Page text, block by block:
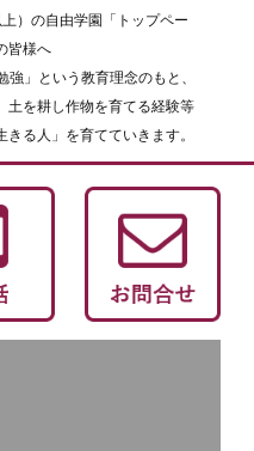
）の自由学園「トップペー
皆様へ
」という教育理念のもと、
土を耕し作物を育てる経験等
る人」を育てていきます。